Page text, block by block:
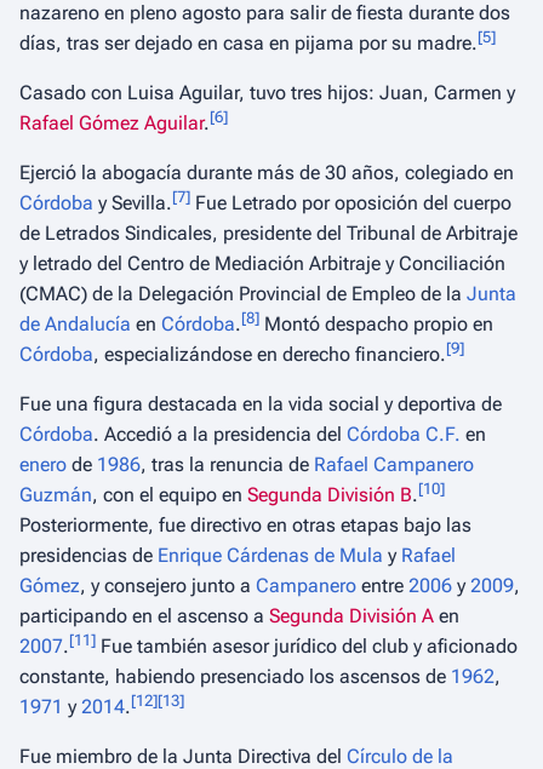
nazareno en pleno agosto para salir de fiesta durante dos
días, tras ser dejado en casa en pijama por su madre.[5]
Casado con Luisa Aguilar, tuvo tres hijos: Juan, Carmen y
Rafael Gómez Aguilar.[6]
Ejerció la abogacía durante más de 30 años, colegiado en
Córdoba y Sevilla.[7] Fue Letrado por oposición del cuerpo
de Letrados Sindicales, presidente del Tribunal de Arbitraje
y letrado del Centro de Mediación Arbitraje y Conciliación
(CMAC) de la Delegación Provincial de Empleo de la Junta
de Andalucía en Córdoba.[8] Montó despacho propio en
Córdoba, especializándose en derecho financiero.[9]
Fue una figura destacada en la vida social y deportiva de
Córdoba. Accedió a la presidencia del Córdoba C.F. en
enero de 1986, tras la renuncia de Rafael Campanero
Guzmán, con el equipo en Segunda División B.[10]
Posteriormente, fue directivo en otras etapas bajo las
presidencias de Enrique Cárdenas de Mula y Rafael
Gómez, y consejero junto a Campanero entre 2006 y2009,
participando en el ascenso a Segunda División A en
2007.[11] Fue también asesor jurídico del club y aficionado
constante, habiendo presenciado los ascensos de 1962,
1971 y2014.[12][13]
Fue miembro de la Junta Directiva del Círculo de la